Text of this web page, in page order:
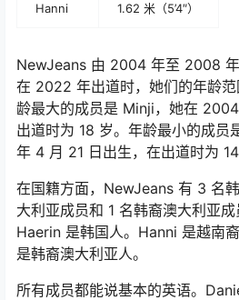
Hanni 1.62 米（5’4″）
NewJeans 由 2004 年至 2008 年
在 2022 年出道时，她们的年龄
龄最大的成员是 Minji，她在
出道时为 18 岁。年龄最小的成
年 4 月 21 日出生，在出道时为 14
在国籍方面，NewJeans 有 3 名
大利亚成员和 1 名韩裔澳大利亚
Haerin 是韩国人。Hanni 是越南
是韩裔澳大利亚人。
所有成员都能说基本的英语。